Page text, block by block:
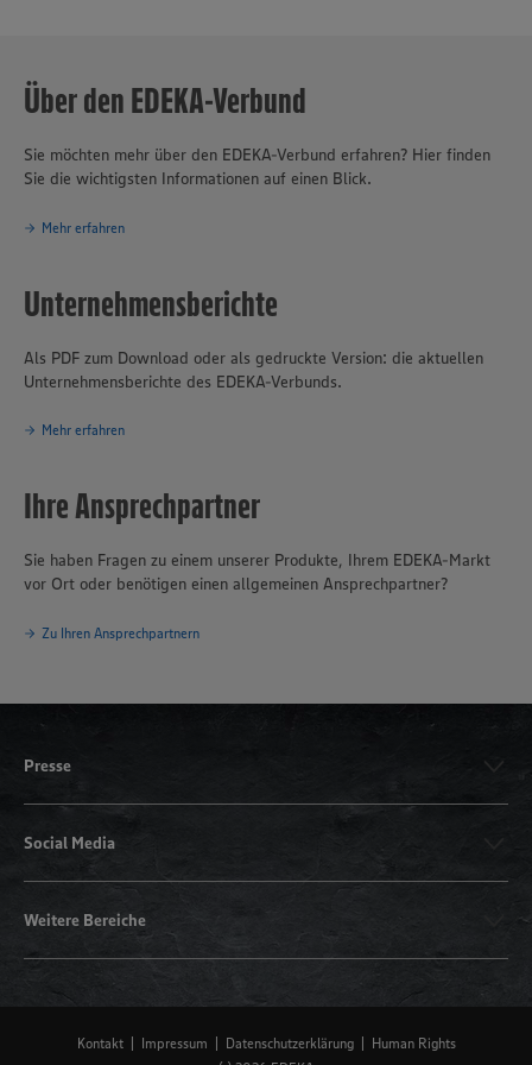
Deutschland.
Über den EDEKA-Verbund
Sie möchten mehr über den EDEKA-Verbund erfahren? Hier finden
Sie die wichtigsten Informationen auf einen Blick.
Mehr erfahren
Unternehmensberichte
Als PDF zum Download oder als gedruckte Version: die aktuellen
Unternehmensberichte des EDEKA-Verbunds.
Mehr erfahren
Ihre Ansprechpartner
Sie haben Fragen zu einem unserer Produkte, Ihrem EDEKA-Markt
vor Ort oder benötigen einen allgemeinen Ansprechpartner?
Zu Ihren Ansprechpartnern
Presse
Social Media
Weitere Bereiche
Kontakt Impressum Datenschutzerklärung
Human Rights